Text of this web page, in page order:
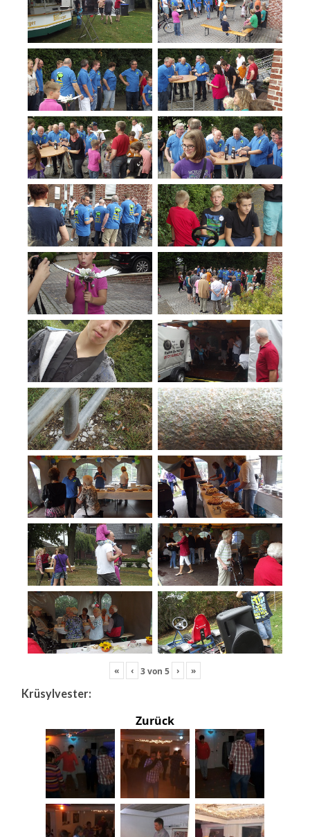
« ‹ 3von 5 › »
Krüsylvester:
Zurück